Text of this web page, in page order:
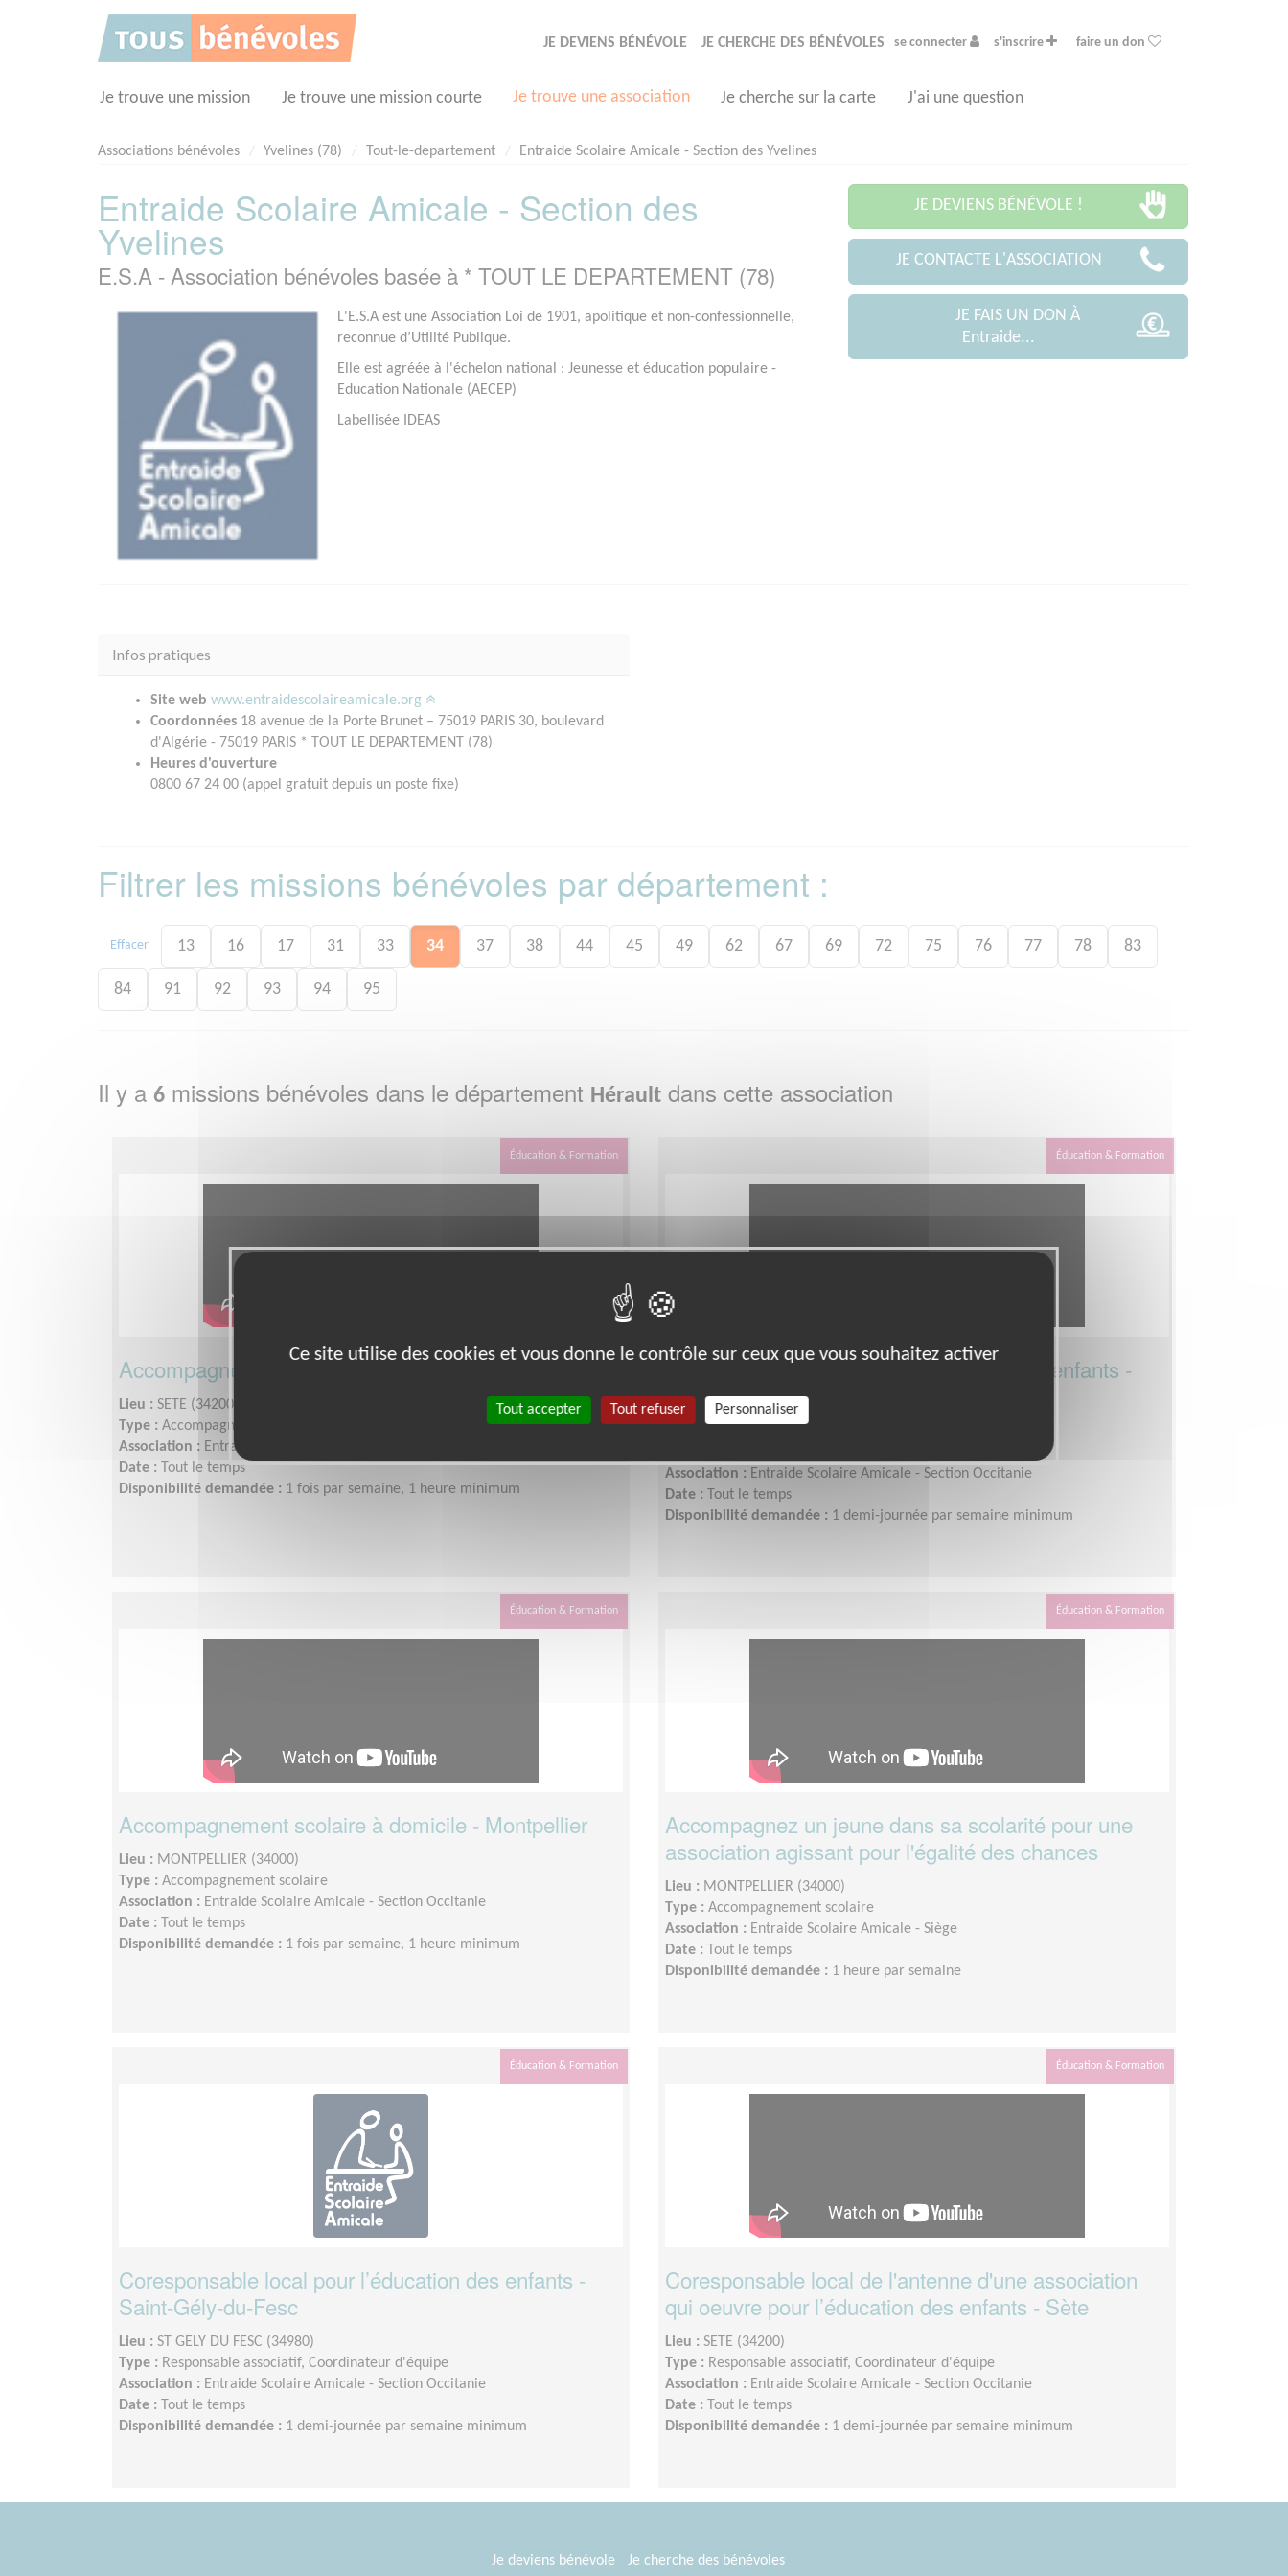
JE DEVIENS BÉNÉVOLE JE CHERCHE DES BÉNÉVOLES se connecter s'inscrire faire un don
Je trouve une mission Je trouve une mission courte Je trouve une association Je cherche sur la carte J'ai une question
Associations bénévoles Yvelines (78) Tout-le-departement Entraide Scolaire Amicale - Section des Yvelines
Entraide Scolaire Amicale - Section des
Yvelines
E.S.A - Association bénévoles basée à * TOUT LE DEPARTEMENT (78)
L'E.S.A est une Association Loi de 1901, apolitique et non-confessionnelle,
reconnue d’Utilité Publique.
Elle est agréée à l'échelon national : Jeunesse et éducation populaire -
Education Nationale (AECEP)
Labellisée IDEAS
JE DEVIENS BÉNÉVOLE !
JE CONTACTE L'ASSOCIATION
JE FAIS UN DON À
Entraide...
Infos pratiques
Site web www.entraidescolaireamicale.org
Coordonnées 18 avenue de la Porte Brunet – 75019 PARIS 30, boulevard
d'Algérie - 75019 PARIS * TOUT LE DEPARTEMENT (78)
Heures d'ouverture
0800 67 24 00 (appel gratuit depuis un poste fixe)
Filtrer les missions bénévoles par département :
Effacer 13 16 17 31 33 34 37 38 44 45 49 62 67 69 72 75 76 77 78 83
84 91 92 93 94 95
Il y a 6 missions bénévoles dans le département Hérault dans cette association
Éducation & Formation
Accompagnement scolaire à domicile - Sète
Lieu : SETE (34200)
Type : Accompagnement scolaire
Association : Entraide Scolaire Amicale - Section Occitanie
Date :
Tout le temps
Disponibilité demandée : 1 fois par semaine, 1 heure minimum
Éducation & Formation
Coresponsable local pour l’éducation des enfants -
Montpellier
Association : Entraide Scolaire Amicale - Section Occitanie
Date :
Tout le temps
Disponibilité demandée : 1 demi-journée par semaine minimum
Éducation & Formation
Accompagnement scolaire à domicile - Montpellier
Lieu : MONTPELLIER (34000)
Type : Accompagnement scolaire
Association : Entraide Scolaire Amicale - Section Occitanie
Date :
Tout le temps
Disponibilité demandée : 1 fois par semaine, 1 heure minimum
Éducation & Formation
Accompagnez un jeune dans sa scolarité pour une
association agissant pour l'égalité des chances
Lieu : MONTPELLIER (34000)
Type : Accompagnement scolaire
Association : Entraide Scolaire Amicale - Siège
Date :
Tout le temps
Disponibilité demandée : 1 heure par semaine
Éducation & Formation
Coresponsable local pour l’éducation des enfants -
Saint-Gély-du-Fesc
Lieu : ST GELY DU FESC (34980)
Type : Responsable associatif, Coordinateur d'équipe
Association : Entraide Scolaire Amicale - Section Occitanie
Date :
Tout le temps
Disponibilité demandée : 1 demi-journée par semaine minimum
Éducation & Formation
Coresponsable local de l'antenne d'une association
qui oeuvre pour l’éducation des enfants - Sète
Lieu : SETE (34200)
Type : Responsable associatif, Coordinateur d'équipe
Association : Entraide Scolaire Amicale - Section Occitanie
Date :
Tout le temps
Disponibilité demandée : 1 demi-journée par semaine minimum
Je deviens bénévole Je cherche des bénévoles
Ce site utilise des cookies et vous donne le contrôle sur ceux que vous souhaitez activer
Tout accepter Tout refuser Personnaliser